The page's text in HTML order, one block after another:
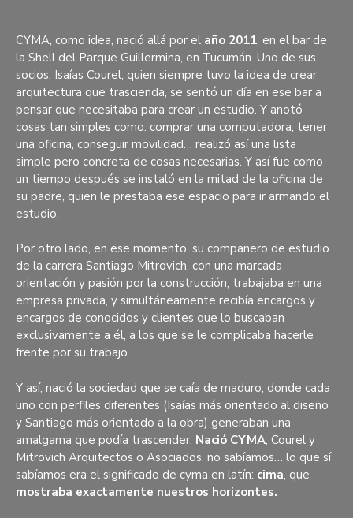
CYMA, como idea, nació allá por el año 2011, en el bar de
la Shell del Parque Guillermina, en Tucumán. Uno de sus
socios, Isaías Courel, quien siempre tuvo la idea de crear
arquitectura que trascienda, se sentó un día en ese bar a
pensar que necesitaba para crear un estudio. Y anotó
cosas tan simples como: comprar una computadora, tener
una oficina, conseguir movilidad… realizó así una lista
simple pero concreta de cosas necesarias. Y así fue como
un tiempo después se instaló en la mitad de la oficina de
su padre, quien le prestaba ese espacio para ir armando el
estudio.
Por otro lado, en ese momento, su compañero de estudio
de la carrera Santiago Mitrovich, con una marcada
orientación y pasión por la construcción, trabajaba en una
empresa privada, y simultáneamente recibía encargos y
encargos de conocidos y clientes que lo buscaban
exclusivamente a él, a los que se le complicaba hacerle
frente por su trabajo.
Y así, nació la sociedad que se caía de maduro, donde cada
uno con perfiles diferentes (Isaías más orientado al diseño
y Santiago más orientado a la obra) generaban una
amalgama que podía trascender. Nació CYMA, Courel y
Mitrovich Arquitectos o Asociados, no sabíamos… lo que sí
sabíamos era el significado de cyma en latín: cima, que
mostraba exactamente nuestros horizontes.